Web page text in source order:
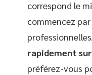
correspond le
commencez
professionnelles.
rapidement
préférez-vous